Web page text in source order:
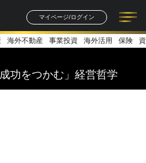
マイページ/ログイン
記事一覧 連載一覧
著者一覧 書籍一覧
海外不動産 事業投資 海外活用 保険
功をつかむ」経営哲学